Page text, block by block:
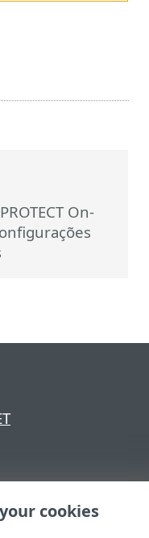
On-
Gerenciar cookies
cookies